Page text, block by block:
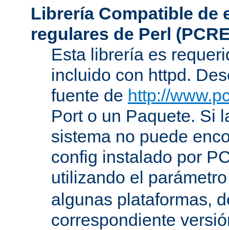
Librería Compatible de
regulares de Perl
Esta librería es
incluido con httpd.
fuente de http://
Port o un Paquete. Si
sistema no puede
config instalado por
utilizando el parámetro
algunas plataformas,
correspondiente